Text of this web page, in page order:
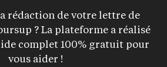
rédaction de votre lettre de
? La plateforme a réalisé
complet 100% gratuit pour
vous aider !